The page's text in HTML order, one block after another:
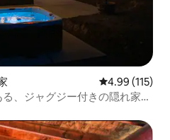
レビュー115
4.99 (115)
、ジャグジー付きの隠れ家的